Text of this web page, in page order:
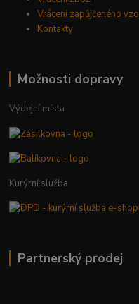
Vrácení zapůjčeného
Kontakty
Možnosti dopravy
Výdejní místa
Kurýrní služba
Partnerský prodej